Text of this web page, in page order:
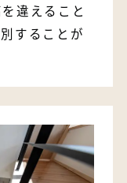
違えること
することが